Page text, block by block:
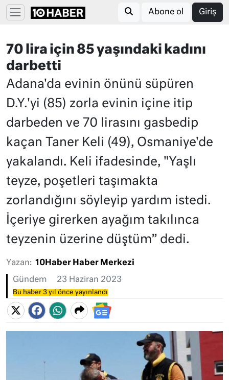
Abone ol Giriş
70 lira için 85 yaşındaki kadını
darbetti
Adana'da evinin önünü süpüren
D.Y.'yi (85) zorla evinin içine itip
darbeden ve 70 lirasını gasbedip
kaçan Taner Keli (49), Osmaniye'de
yakalandı. Keli ifadesinde, "Yaşlı
teyze, poşetleri taşımakta
zorlandığını söyleyip yardım istedi.
İçeriye girerken ayağım takılınca
teyzenin üzerine düştüm” dedi.
Yazan: 10Haber Haber Merkezi
Gündem 23 Haziran 2023
Bu haber 3 yıl önce yayınlandı